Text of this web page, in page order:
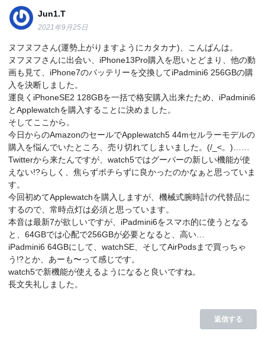
Jun1.T
2021年9月25日
ヌフヌフさん(運勢上がりますようにカタカナ)、こんばんは。
ヌフヌフさんに出会い、iPhone13Pro購入を思いとどまり、他の動
画も見て、iPhone7のバッテリーを交換してiPadmini6 256GBの購
入を決断しました。
運良くiPhoneSE2 128GBを一括で格安購入出来たため、iPadmini6
とApplewatchを購入することに決めました。
そしてここから。
今日からのAmazonのセールでApplewatch5 44mセルラーモデルの
購入を悩んでいたところ、売り切れてしまいました。(/_<。)……
Twitterから来たんですが、watch5ではグーパーの新しい機能が使
えない!?らしく、焦らずポチらずに良かったのかなぁと思っていま
す。
今回初めてApplewatchを購入しますが、機械式腕時計の代替品に
するので、常時点灯は必須と思っています。
本音は最新7が欲しいですが、iPadmini6をスマホ的に使うとなる
と、64GBでは心配で256GBが必要となると、高い…
iPadmini6 64GBにして、watchSE、そしてAirPodsまで買っちゃ
う!?とか、あーも〜って感じです。
watch5で新機能が使えるようになると良いですね。
長文失礼しました。
返信する